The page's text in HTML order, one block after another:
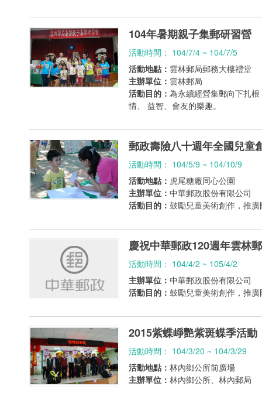
104年暑期親子集郵研習營
活動時間： 104/7/4 ~ 104/7/5
活動地點： 雲林郵局郵務大樓禮堂
主辦單位： 雲林郵局
活動目的： 為永續經營集郵向下扎
情、 益智、會友的樂趣。
郵政壽險八十週年全國兒童
活動時間： 104/5/9 ~ 104/10/9
活動地點： 虎尾糖廠同心公園
主辦單位： 中華郵政股份有限公司
活動目的： 鼓勵兒童美術創作，推
慶祝中華郵政120週年雲林
活動時間： 104/4/2 ~ 105/4/2
主辦單位： 中華郵政股份有限公司
活動目的： 鼓勵兒童美術創作，推
2015紫蝶崢艷紫斑蝶季活動
活動時間： 104/3/20 ~ 104/3/29
活動地點： 林內鄉公所前廣場
主辦單位： 林內鄉公所、林內郵局